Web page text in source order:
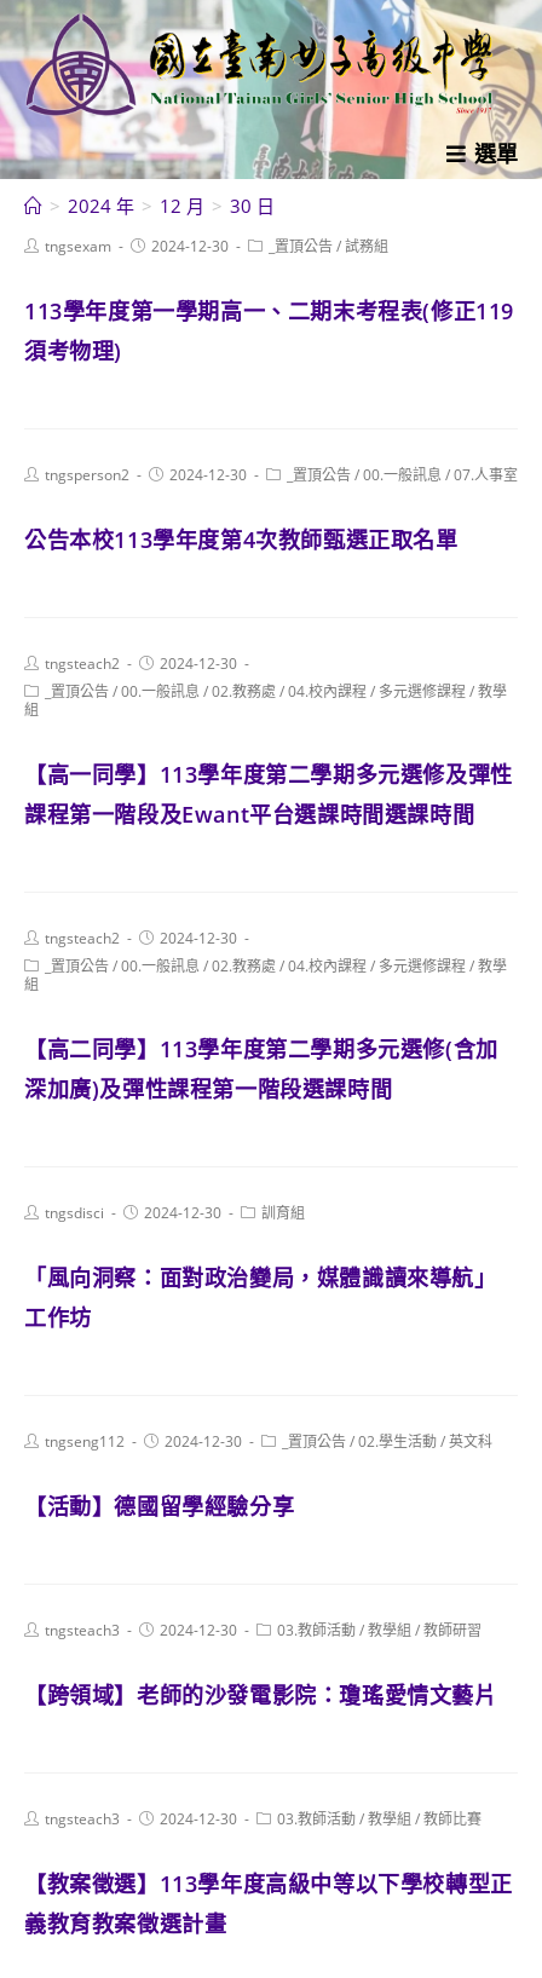
跳
轉
至
主
要
內
選單
> 2024 年 > 12 月 > 30 日
Posttngsexam
Post2024-12-30
Post _置頂公告/試務組
113學年度第一學期高一、二期末考程表(修正119
須考物理)
Posttngsperson2
Post2024-12-30
Post _置頂公告/00.一般訊息 /07.人事室
公告本校113學年度第4次教師甄選正取名單
Post
author:
tngsteach2
Post
published:
2024-12-30
Post
category:
_置頂公告/00.一般訊息 /02.教務處 /04.校內課程 / 多元選修課程 /教學
組
【高一同學】113學年度第二學期多元選修及彈性
課程第一階段及Ewant平台選課時間選課時間
Post
author:
tngsteach2
Post
published:
2024-12-30
Post
category:
_置頂公告/00.一般訊息 /02.教務處 /04.校內課程 / 多元選修課程 /教學
組
【高二同學】113學年度第二學期多元選修(含加
深加廣)及彈性課程第一階段選課時間
Posttngsdisci
Post2024-12-30
Post訓育組
「風向洞察：面對政治變局，媒體識讀來導航」
工作坊
Posttngseng112
Post2024-12-30
Post _置頂公告/02.學生活動/英文科
【活動】德國留學經驗分享
Posttngsteach3
Post2024-12-30
Post03.教師活動/教學組 /教師研習
【跨領域】老師的沙發電影院：瓊瑤愛情文藝片
Posttngsteach3
Post2024-12-30
Post03.教師活動/教學組 /教師比賽
【教案徵選】113學年度高級中等以下學校轉型正
義教育教案徵選計畫